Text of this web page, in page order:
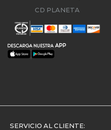
CD PLANETA
SERVICIO AL CLIENTE: